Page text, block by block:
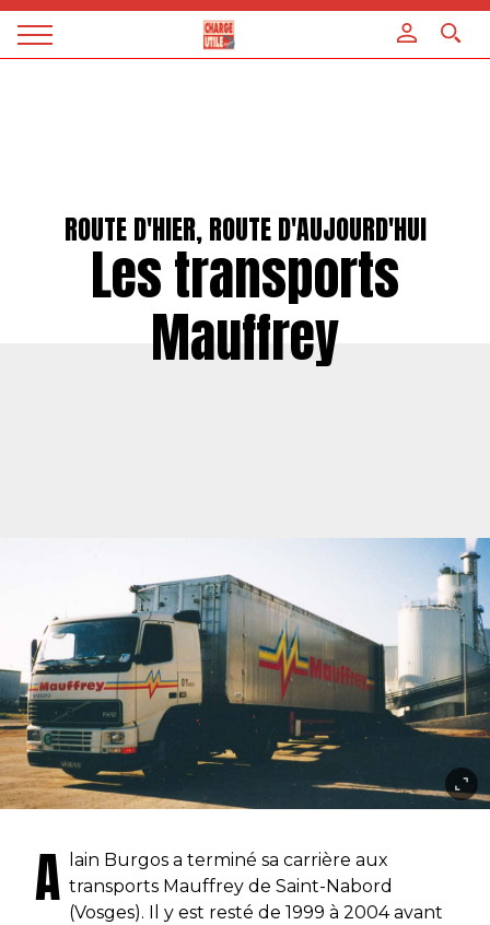
Magazine
ROUTE D'HIER, ROUTE D'AUJOURD'HUI
Les transports
Mauffrey
A
lain Burgos a terminé sa carrière aux
transports Mauffrey de Saint-Nabord
(Vosges). Il y est resté de 1999 à 2004 avant
Panneau de gestion des cookies